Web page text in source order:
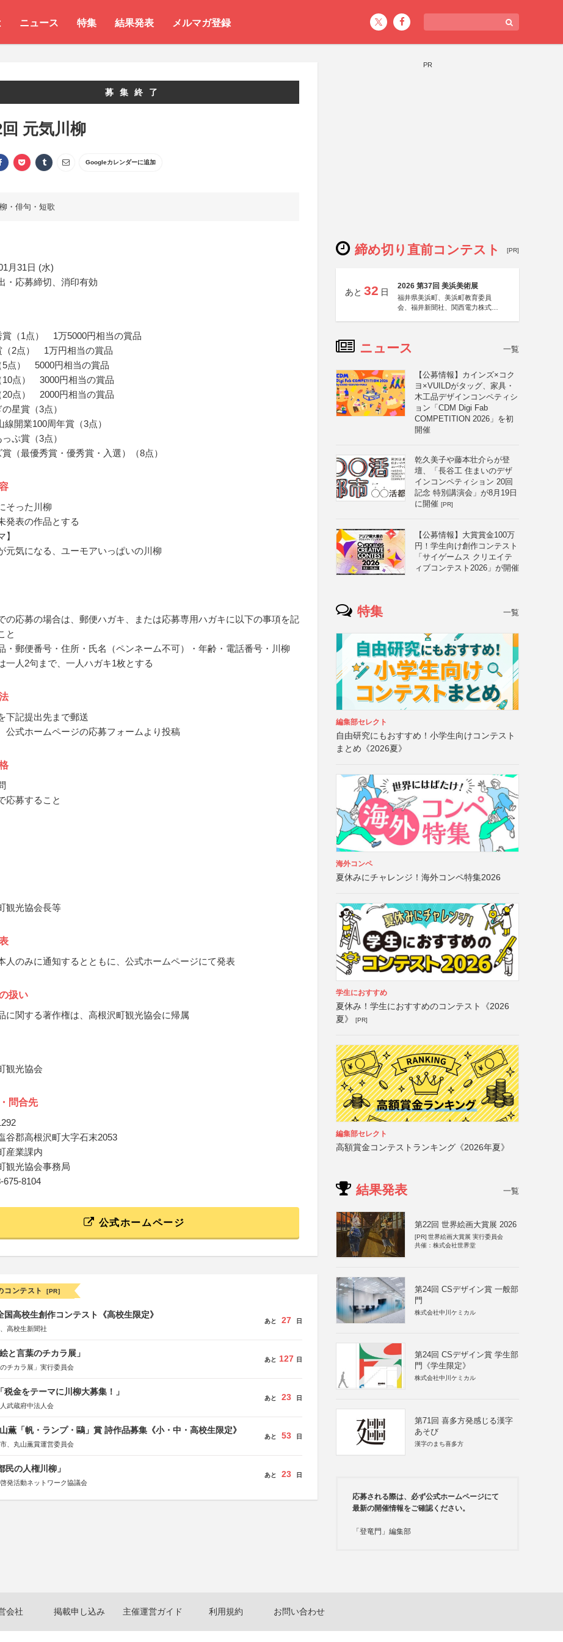
ニュース 特集 結果発表 メルマガ登録
募集終了
元気川柳
Googleカレンダーに追加
・俳句・短歌
月31日 (水)
・応募締切、消印有効
賞（1点） 1万5000円相当の賞品
（2点） 1万円相当の賞品
5点） 5000円相当の賞品
10点） 3000円相当の賞品
20点） 2000円相当の賞品
星賞（3点）
線開業100周年賞（3点）
ぷ賞（3点）
（最優秀賞・優秀賞・入選）（8点）
そった川柳
発表の作品とする
】
元気になる、ユーモアいっぱいの川柳
の応募の場合は、郵便ハガキ、または応募専用ハガキに以下の事項を記
と
・郵便番号・住所・氏名（ペンネーム不可）・年齢・電話番号・川柳
一人2句まで、一人ハガキ1枚とする
下記提出先まで郵送
公式ホームページの応募フォームより投稿
応募すること
観光協会長等
人のみに通知するとともに、公式ホームページにて発表
扱い
に関する著作権は、高根沢町観光協会に帰属
観光協会
問合先
谷郡高根沢町大字石末2053
産業課内
観光協会事務局
675-8104
公式ホームページ
コンテスト [PR]
国高校生創作コンテスト《高校生限定》
高校生新聞社
あと 27 日
と言葉のチカラ展」
のチカラ展」実行委員会
あと 127 日
税金をテーマに川柳大募集！」
武蔵府中法人会
あと 23 日
薫「帆・ランプ・鷗」賞 詩作品募集《小・中・高校生限定》
、丸山薫賞運営委員会
あと 53 日
民の人権川柳」
発活動ネットワーク協議会
あと 23 日
PR
締め切り直前コンテスト [PR]
あと 32 日
2026 第37回 美浜美術展
福井県美浜町、美浜町教育委員
会、福井新聞社、関西電力株式会
ニュース 一覧
【公募情報】カインズ×コク
ヨ×VUILDがタッグ、家具・
木工品デザインコンペティシ
ョン「CDM Digi Fab
COMPETITION 2026」を初
開催
乾久美子や藤本壮介らが登
壇、「長谷工 住まいのデザ
インコンペティション 20回
記念 特別講演会」が8月19日
に開催 [PR]
【公募情報】大賞賞金100万
円！学生向け創作コンテスト
「サイゲームス クリエイテ
ィブコンテスト2026」が開催
特集 一覧
編集部セレクト
自由研究にもおすすめ！小学生向けコンテスト
まとめ《2026夏》
海外コンペ
夏休みにチャレンジ！海外コンペ特集2026
学生におすすめ
夏休み！学生におすすめのコンテスト《2026
夏》
[PR]
編集部セレクト
高額賞金コンテストランキング《2026年夏》
結果発表 一覧
第22回 世界絵画大賞展 2026
[PR] 世界絵画大賞展 実行委員会
共催：株式会社世界堂
第24回 CSデザイン賞 一般部
門
株式会社中川ケミカル
第24回 CSデザイン賞 学生部
門《学生限定》
株式会社中川ケミカル
第71回 喜多方発感じる漢字
あそび
漢字のまち喜多方
応募される際は、必ず公式ホームページにて
最新の開催情報をご確認ください。
「登竜門」編集部
会社 掲載申し込み 主催運営ガイド 利用規約 お問い合わせ